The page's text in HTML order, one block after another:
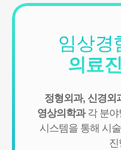
임상경
의료
정형외과, 신경외
영상의학과각 분야
시스템을 통해 시
진
- 신용정보의 수집/처리 및 이
용 및 보호에 관한 법률)
- 본인확인에 관한 기록: 6개
■ 동의를 거부할 권리가 있다
회원은 연세바로척병원에서
할 권리가 있으며 동의 거부
용 등의 서비스가 제한됩니다.
※ 위 개인정보는 연세바로척